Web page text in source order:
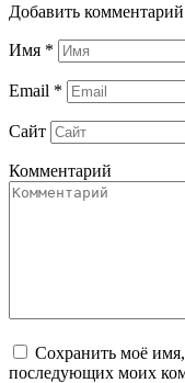
Добавить комментарий
Имя *
Email *
Сайт
Комментарий
Сохранить моё имя,
последующих моих